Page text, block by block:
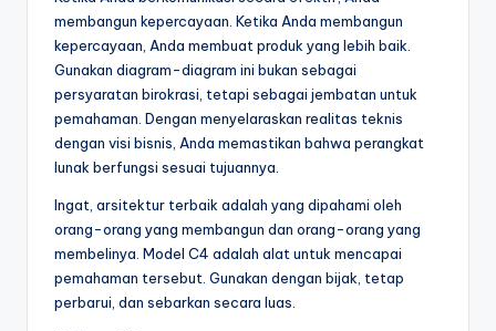
membangun kepercayaan. Ketika Anda membangun
kepercayaan, Anda membuat produk yang lebih baik.
Gunakan diagram-diagram ini bukan sebagai
persyaratan birokrasi, tetapi sebagai jembatan untuk
pemahaman. Dengan menyelaraskan realitas teknis
dengan visi bisnis, Anda memastikan bahwa perangkat
lunak berfungsi sesuai tujuannya.
Ingat, arsitektur terbaik adalah yang dipahami oleh
orang-orang yang membangun dan orang-orang yang
membelinya. Model C4 adalah alat untuk mencapai
pemahaman tersebut. Gunakan dengan bijak, tetap
perbarui, dan sebarkan secara luas.